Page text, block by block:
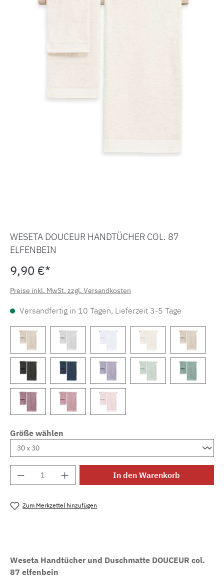
WESETA DOUCEUR HANDTÜCHER COL. 87
ELFENBEIN
9,90 €*
Preise inkl. MwSt. zzgl. Versandkosten
Versandfertig in 10 Tagen, Lieferzeit 3-5 Tage
Größe wählen
Produkt Anzahl: Gib den gewünschten
In den Warenkorb
Zum Merkzettel hinzufügen
Weseta Handtücher und Duschmatte DOUCEUR col.
87 elfenbein